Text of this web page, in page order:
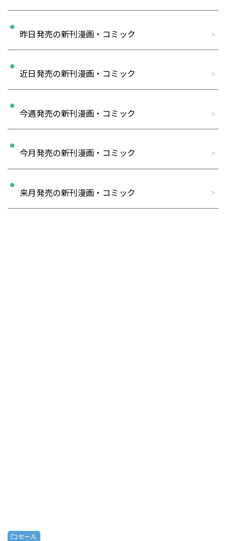
昨日発売の新刊漫画・コミック
近日発売の新刊漫画・コミック
今週発売の新刊漫画・コミック
今月発売の新刊漫画・コミック
来月発売の新刊漫画・コミック
セール